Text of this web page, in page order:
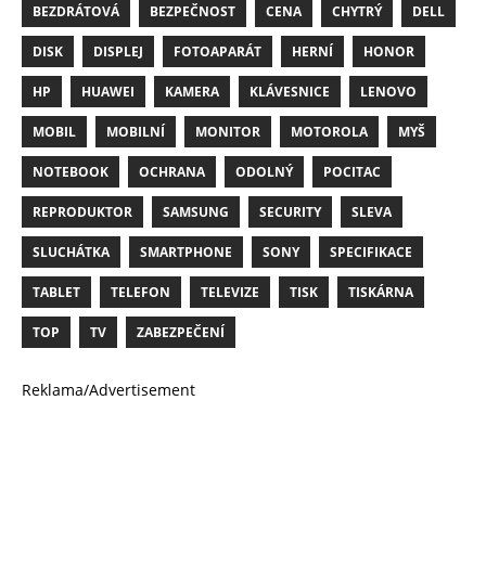
BEZDRÁTOVÁ BEZPEČNOST CENA CHYTRÝ DELL
DISK DISPLEJ FOTOAPARÁT HERNÍ HONOR
HP HUAWEI KAMERA KLÁVESNICE LENOVO
MOBIL MOBILNÍ MONITOR MOTOROLA MYŠ
NOTEBOOK OCHRANA ODOLNÝ POCITAC
REPRODUKTOR SAMSUNG SECURITY SLEVA
SLUCHÁTKA SMARTPHONE SONY SPECIFIKACE
TABLET TELEFON TELEVIZE TISK TISKÁRNA
TOP TV ZABEZPEČENÍ
Reklama/Advertisement